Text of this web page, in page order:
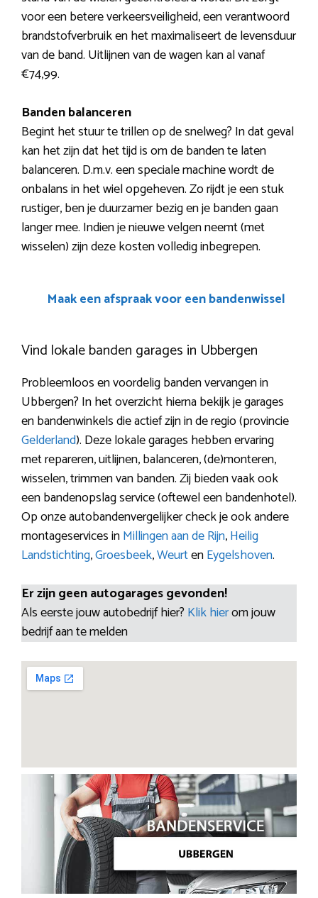
voor een betere verkeersveiligheid, een verantwoord
brandstofverbruik en het maximaliseert de levensduur
van de band. Uitlijnen van de wagen kan al vanaf
€74,99.
Banden balanceren
Begint het stuur te trillen op de snelweg? In dat geval
kan het zijn dat het tijd is om de banden te laten
balanceren. D.m.v. een speciale machine wordt de
onbalans in het wiel opgeheven. Zo rijdt je een stuk
rustiger, ben je duurzamer bezig en je banden gaan
langer mee. Indien je nieuwe velgen neemt (met
wisselen) zijn deze kosten volledig inbegrepen.
Maak een afspraak voor een bandenwissel
Vind lokale banden garages in Ubbergen
Probleemloos en voordelig banden vervangen in
Ubbergen? In het overzicht hierna bekijk je garages
en bandenwinkels die actief zijn in de regio (provincie
Gelderland). Deze lokale garages hebben ervaring
met repareren, uitlijnen, balanceren, (de)monteren,
wisselen, trimmen van banden. Zij bieden vaak ook
een bandenopslag service (oftewel een bandenhotel).
Op onze autobandenvergelijker check je ook andere
montageservices inMillingen aan de Rijn,Heilig
Landstichting,Groesbeek,WeurtenEygelshoven.
Er zijn geen autogarages gevonden!
Als eerste jouw autobedrijf hier? Klik hierom jouw
bedrijf aan te melden